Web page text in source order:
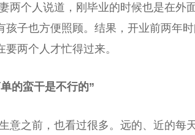
两个人说道，刚毕业的时候也是在
孩子也方便照顾。结果，开业前两年
要两个人才忙得过来。
的蛮干是不行的”
意之前，也看过很多。远的、近的每